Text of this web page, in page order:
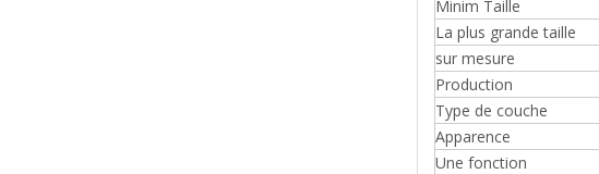
Minim Taille
La plus grande taille
sur mesure
Production
Type de couche
Apparence
Une fonction